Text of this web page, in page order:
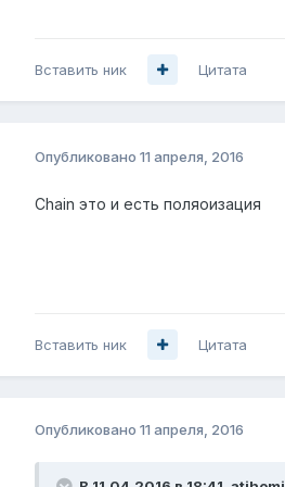
Вставить ник Цитата
Опубликовано 11 апреля, 2016
Chain это и есть поляоизация
Вставить ник Цитата
Опубликовано 11 апреля, 2016